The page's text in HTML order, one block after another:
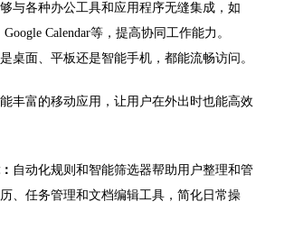
与各种办公工具和应用程序无缝集成，如
Calendar等，提高协同工作能力。
桌面、平板还是智能手机，都能流畅访问。
丰富的移动应用，让用户在外出时也能高效
自动化规则和智能筛选器帮助用户整理和管
、任务管理和文档编辑工具，简化日常操